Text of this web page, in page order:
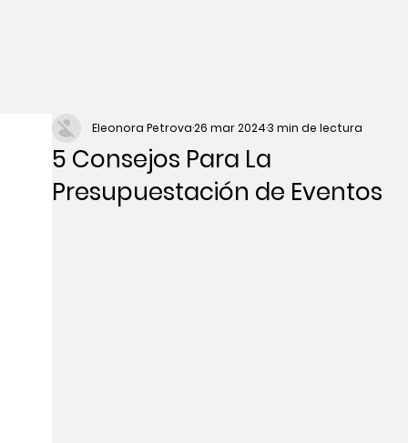
5 Consejos Para La
Presupuestación de Eventos
Eleonora Petrova26 mar 20243 min de lectura